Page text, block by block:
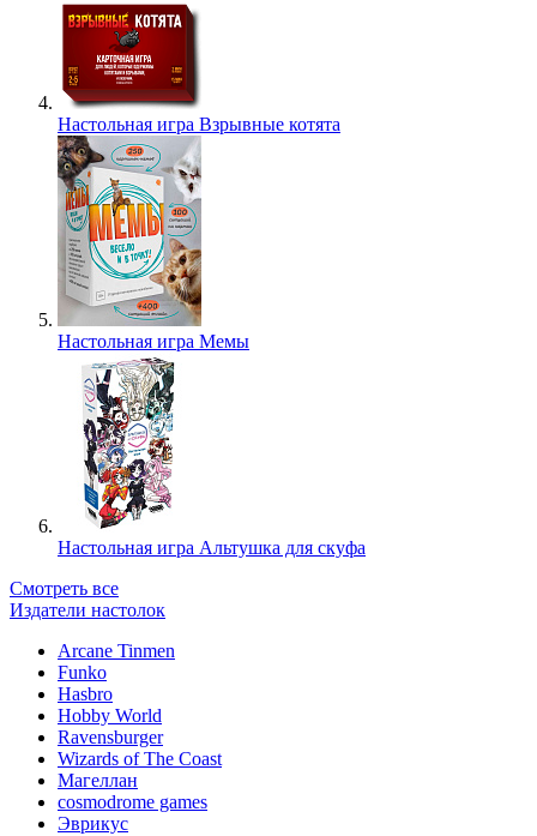
Настольная игра Взрывные котята
Настольная игра Мемы
Настольная игра Альтушка для скуфа
Смотреть все
Издатели настолок
Arcane Tinmen
Funko
Hasbro
Hobby World
Ravensburger
Wizards of The Coast
Магеллан
сosmodrome games
Эврикус